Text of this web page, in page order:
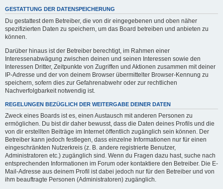
GESTATTUNG DER DATENSPEICHERUNG
Du gestattest dem Betreiber, die von dir eingegebenen und oben näher
spezifizierten Daten zu speichern, um das Board betreiben und anbieten zu
können.
Darüber hinaus ist der Betreiber berechtigt, im Rahmen einer
Interessenabwägung zwischen deinen und seinen Interessen sowie den
Interessen Dritter, Zeitpunkte von Zugriffen und Aktionen zusammen mit deiner
IP-Adresse und der von deinem Browser übermittelter Browser-Kennung zu
speichern, sofern dies zur Gefahrenabwehr oder zur rechtlichen
Nachverfolgbarkeit notwendig ist.
REGELUNGEN BEZÜGLICH DER WEITERGABE DEINER DATEN
Zweck eines Boards ist es, einen Austausch mit anderen Personen zu
ermöglichen. Du bist dir daher bewusst, dass die Daten deines Profils und die
von dir erstellten Beiträge im Internet öffentlich zugänglich sein können. Der
Betreiber kann jedoch festlegen, dass einzelne Informationen nur für einen
eingeschränkten Nutzerkreis (z. B. andere registrierte Benutzer,
Administratoren etc.) zugänglich sind. Wenn du Fragen dazu hast, suche nach
entsprechenden Informationen im Forum oder kontaktiere den Betreiber. Die E-
Mail-Adresse aus deinem Profil ist dabei jedoch nur für den Betreiber und von
ihm beauftragte Personen (Administratoren) zugänglich.